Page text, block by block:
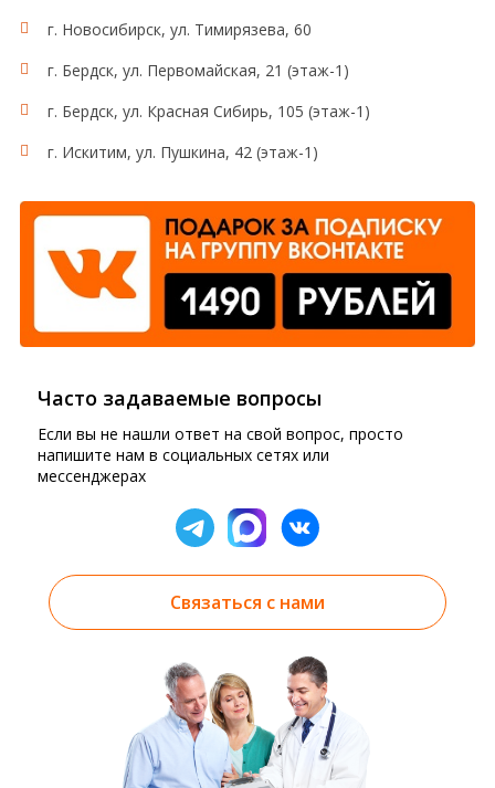
г. Новосибирск, ул. Тимирязева, 60
г. Бердск, ул. Первомайская, 21 (этаж-1)
г. Бердск, ул. Красная Сибирь, 105 (этаж-1)
г. Искитим, ул. Пушкина, 42 (этаж-1)
Часто задаваемые вопросы
Если вы не нашли ответ на свой вопрос, просто
напишите нам в социальных сетях или
мессенджерах
Связаться с нами